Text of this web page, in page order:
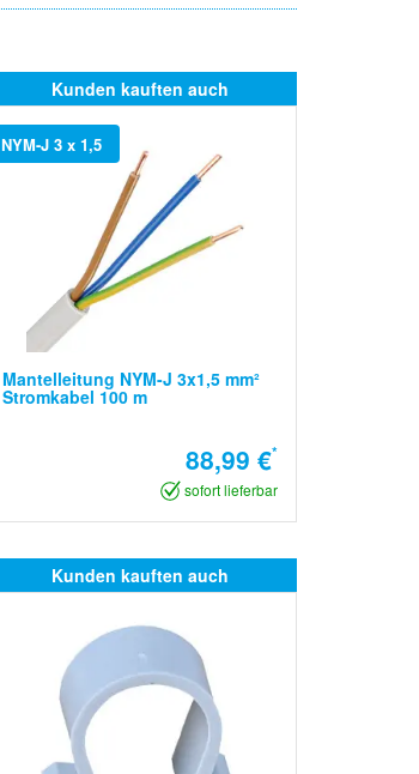
Kunden kauften auch
NYM-J 3 x 1,5
Mantelleitung NYM-J 3x1,5 mm²
Stromkabel 100 m
88,99 €*
sofort lieferbar
Kunden kauften auch